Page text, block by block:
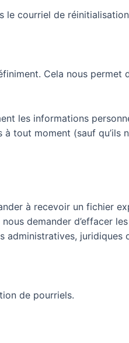
le courriel de
Cela nous
les informations
tout moment (sauf qu’ils
à recevoir un fichier
demander d’effacer
administratives, juridiques
de pourriels.